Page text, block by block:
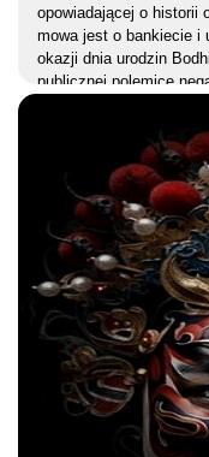
opowiadającej o historii
mowa jest o bankiecie i
okazji dnia urodzin
publicznej polemice